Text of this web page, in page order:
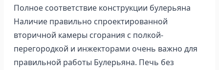
Полное соответствие конструкции булерьяна
Наличие правильно спроектированной
вторичной камеры сгорания с полкой-
перегородкой и инжекторами очень важно для
правильной работы Булерьяна. Печь без